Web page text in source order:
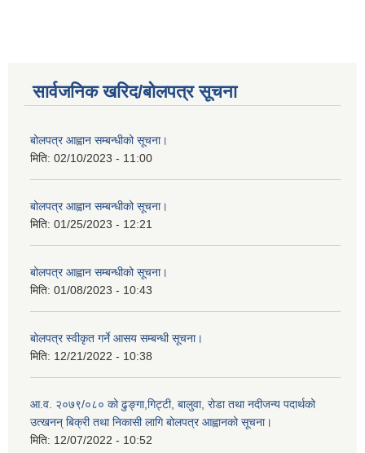
सार्वजनिक खरिद/बोलपत्र सूचना
बोलपत्र आह्वान सम्बन्धीको सूचना।
मिति: 02/10/2023 - 11:00
बोलपत्र आह्वान सम्बन्धीको सूचना।
मिति: 01/25/2023 - 12:21
बोलपत्र आह्वान सम्बन्धीको सूचना।
मिति: 01/08/2023 - 10:43
बोलपत्र स्वीकृत गर्ने आसय सम्बन्धी सूचना।
मिति: 12/21/2022 - 10:38
आ.व. २०७९/०८० को ढुङ्गा,गिट्टी, बालुवा, रोडा तथा नदीजन्य पदार्थको
उत्खनन् बिक्री तथा निकासी लागि बोलपत्र आह्वानको सूचना।
मिति: 12/07/2022 - 10:52